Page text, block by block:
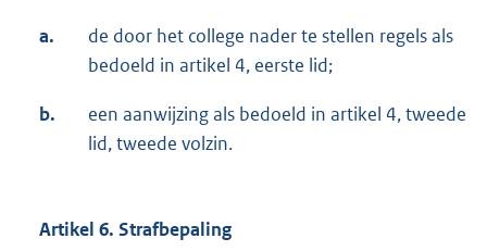
a.
de door het college nader te stellen regels als
bedoeld in artikel 4, eerste lid;
b.
een aanwijzing als bedoeld in artikel 4, tweede
lid, tweede volzin.
Artikel 6. Strafbepaling